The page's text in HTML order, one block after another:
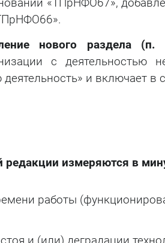
«ТПрНФО67»,
нового раздела (п.
с деятельностью
и включает в
измеряются в
работы
и (или) деградации